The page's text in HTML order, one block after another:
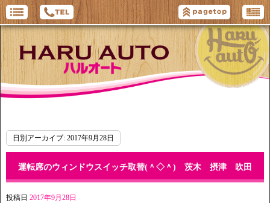
日別アーカイブ: 2017年9月28日
運転席のウィンドウスイッチ取替(＾◇＾) 茨木 摂津 吹田
投稿日 2017年9月28日